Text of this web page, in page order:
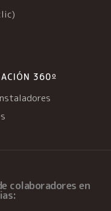
360º
colaboradores en